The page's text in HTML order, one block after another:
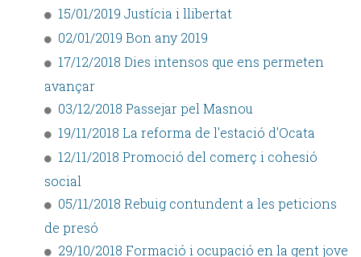
15/01/2019 Justícia i llibertat
02/01/2019 Bon any 2019
17/12/2018 Dies intensos que ens permeten
avançar
03/12/2018 Passejar pel Masnou
19/11/2018 La reforma de l'estació d'Ocata
12/11/2018 Promoció del comerç i cohesió
social
05/11/2018 Rebuig contundent a les peticions
de presó
29/10/2018 Formació i ocupació en la gent jove